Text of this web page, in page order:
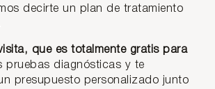
decirte un plan de tratamiento
que es totalmente gratis para
pruebas diagnósticas y te
presupuesto personalizado junto